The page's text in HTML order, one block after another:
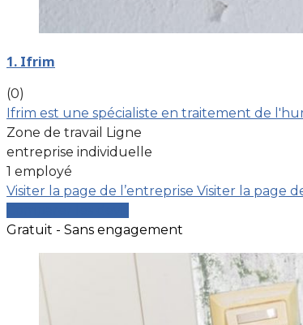
1. Ifrim
(0)
Ifrim est une spécialiste en traitement de
Zone de travail Ligne
entreprise individuelle
1 employé
Visiter la page de l’entreprise Visiter la page
Gratuit - Sans engagement